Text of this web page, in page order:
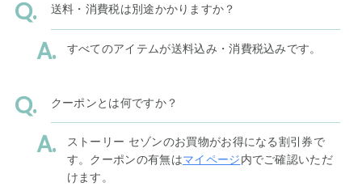
送料・消費税は別途かかりますか？
すべてのアイテムが送料込み・消費税込みです。
クーポンとは何ですか？
ストーリー セゾンのお買物がお得になる割引券で
す。クーポンの有無はマイページ内でご確認いただ
けます。